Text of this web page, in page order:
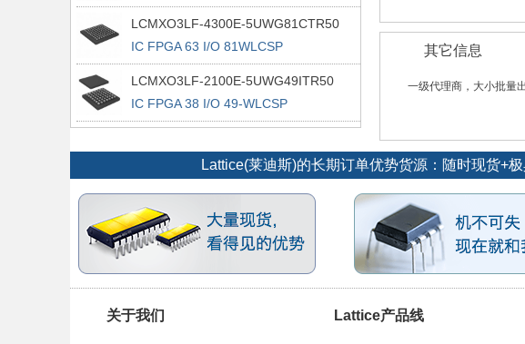
LCMXO3LF-4300E-5UWG81CTR50
IC FPGA 63 I/O 81WLCSP
LCMXO3LF-2100E-5UWG49ITR50
IC FPGA 38 I/O 49-WLCSP
其它信息
一级代理商，大小批量
Lattice(莱迪斯)的长期订单优势货源：随时现货+
关于我们 Lattice产品线